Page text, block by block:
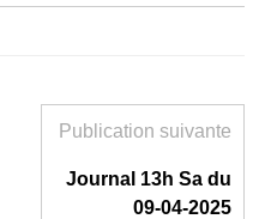
Publication suivante
Journal 13h Sa du
09-04-2025